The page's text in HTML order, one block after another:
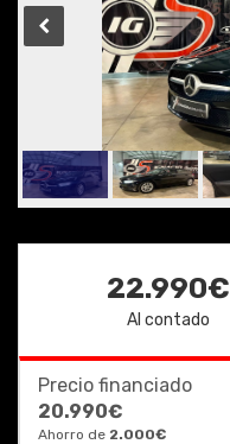
22.990€
Al contado
Precio financiado
20.990€
Ahorro de 2.000€